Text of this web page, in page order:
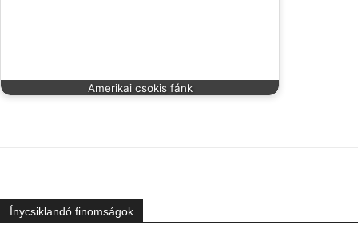
Amerikai csokis fánk
Ínycsiklandó finomságok